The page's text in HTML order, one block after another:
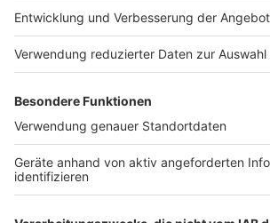
Presse
Werben
Archiv
ANTENNE BAYERN GROUP
Stiftung ANTENNE BAYERN
hilft
Verkehrs-